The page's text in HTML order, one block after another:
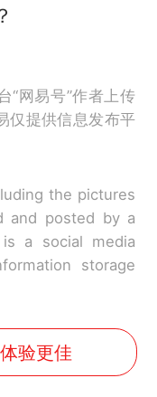
“网易号”作者上传
仅提供信息发布平
the pictures
and posted by a
a social media
storage
验更佳